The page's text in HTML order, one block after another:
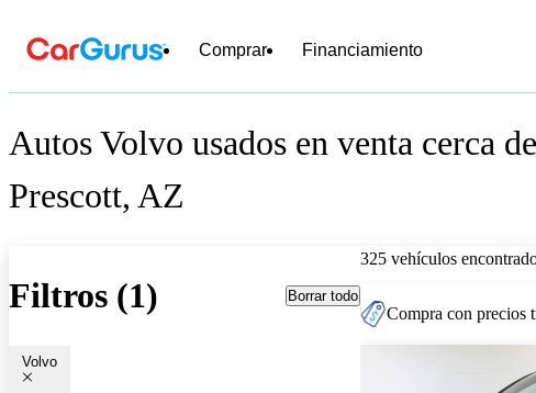
Comprar Financiamiento
Autos Volvo usados en venta cerca de
Prescott, AZ
Filtros (1) Borrar todo
Volvo
325 vehículos
Compra con precios